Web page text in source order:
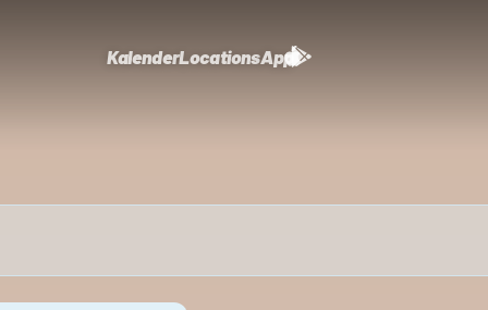
KalenderLocationsApp